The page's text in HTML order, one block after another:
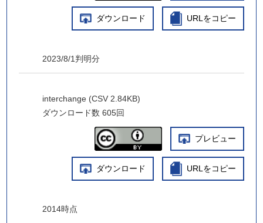
ダウンロード URLをコピー
2023/8/1判明分
interchange (CSV 2.84KB)
ダウンロード数 605回
プレビュー
ダウンロード URLをコピー
2014時点